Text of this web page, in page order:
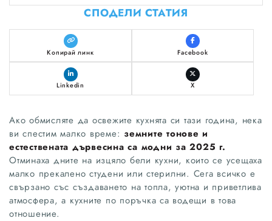
СПОДЕЛИ СТАТИЯ
Копирай линк Facebook
Linkedin X
Ако обмисляте да освежите кухнята си тази година, нека
ви спестим малко време: земните тонове и
естествената дървесина са модни за 2025 г.
Отминаха дните на изцяло бели кухни, които се усещаха
малко прекалено студени или стерилни. Сега всичко е
свързано със създаването на топла, уютна и приветлива
атмосфера, а кухните по поръчка са водещи в това
отношение.